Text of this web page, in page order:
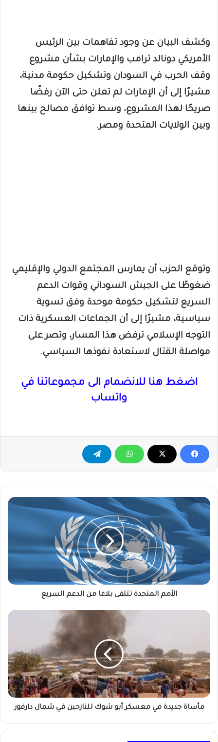
وكشف البيان عن وجود تفاهمات بين الرئيس
الأمريكي دونالد ترامب والإمارات بشأن مشروع
وقف الحرب في السودان وتشكيل حكومة مدنية،
مشيرًا إلى أن الإمارات لم تعلن حتى الآن رفضًا
صريحًا لهذا المشروع، وسط توافق مصالح بينها
وبين الولايات المتحدة ومصر.
وتوقع الحزب أن يمارس المجتمع الدولي والإقليمي
ضغوطًا على الجيش السوداني وقوات الدعم
السريع لتشكيل حكومة موحدة وفق تسوية
سياسية، مشيرًا إلى أن الجماعات العسكرية ذات
التوجه الإسلامي ترفض هذا المسار، وتصر على
مواصلة القتال لاستعادة نفوذها السياسي.
اضغط هنا للانضمام الى مجموعاتنا في
واتساب
الأمم
المتحدة
بلاغا
من
السريع
الأمم المتحدة تتلقى بلاغا من الدعم السريع
مأساة
أبو
شوك
للنازحين
في
شمال
دارفور
مأساة جديدة في معسكر أبو شوك للنازحين في شمال دارفور